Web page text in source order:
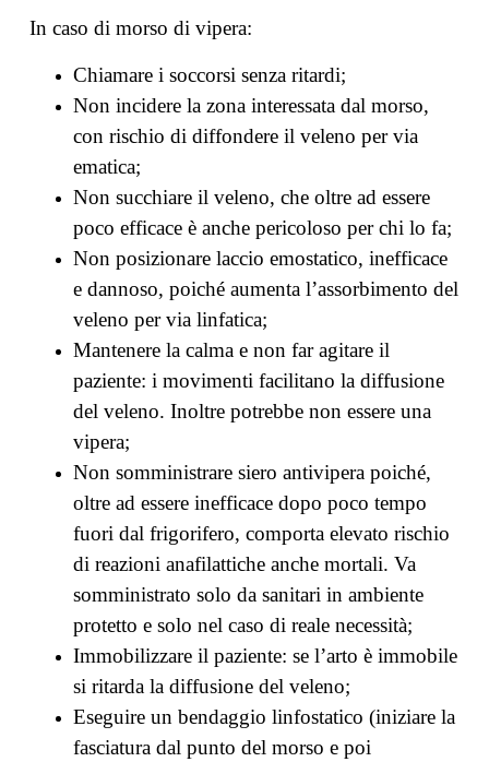
In caso di morso di vipera:
Chiamare i soccorsi senza ritardi;
Non incidere la zona interessata dal morso,
con rischio di diffondere il veleno per via
ematica;
Non succhiare il veleno, che oltre ad essere
poco efficace è anche pericoloso per chi lo fa;
Non posizionare laccio emostatico, inefficace
e dannoso, poiché aumenta l’assorbimento del
veleno per via linfatica;
Mantenere la calma e non far agitare il
paziente: i movimenti facilitano la diffusione
del veleno. Inoltre potrebbe non essere una
vipera;
Non somministrare siero antivipera poiché,
oltre ad essere inefficace dopo poco tempo
fuori dal frigorifero, comporta elevato rischio
di reazioni anafilattiche anche mortali. Va
somministrato solo da sanitari in ambiente
protetto e solo nel caso di reale necessità;
Immobilizzare il paziente: se l’arto è immobile
si ritarda la diffusione del veleno;
Eseguire un bendaggio linfostatico (iniziare la
fasciatura dal punto del morso e poi